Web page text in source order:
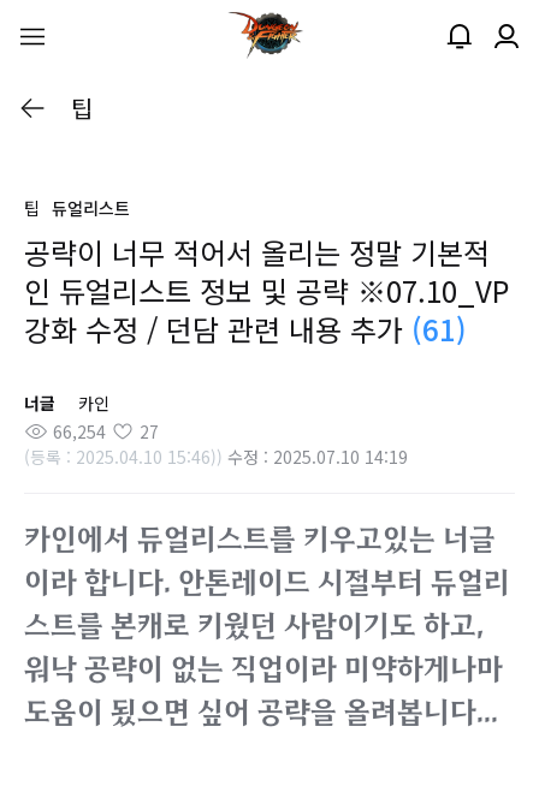
팁
팁 듀얼리스트
공략이 너무 적어서 올리는 정말 기본적
인 듀얼리스트 정보 및 공략 ※07.10_VP
강화 수정 / 던담 관련 내용 추가 (61)
너글
카인
66,254
27
(등록 : 2025.04.10 15:46)) 수정 : 2025.07.10 14:19
카인에서 듀얼리스트를 키우고있는 너글
이라 합니다. 안톤레이드 시절부터 듀얼리
스트를 본캐로 키웠던 사람이기도 하고,
워낙 공략이 없는 직업이라 미약하게나마
도움이 됬으면 싶어 공략을 올려봅니다...